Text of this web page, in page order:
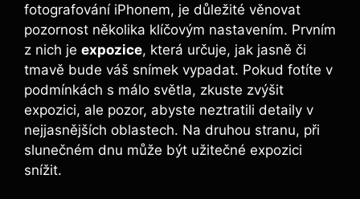
fotografování iPhonem, je důležité věnovat
pozornost několika klíčovým nastavením. Prvním
z nich je expozice, která určuje, jak jasně či
tmavě bude váš snímek vypadat. Pokud fotíte v
podmínkách s málo světla, zkuste zvýšit
expozici, ale pozor, abyste neztratili detaily v
nejjasnějších oblastech. Na druhou stranu, při
slunečném dnu může být užitečné expozici
snížit.